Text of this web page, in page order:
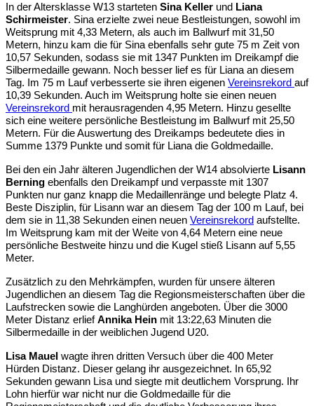
In der Altersklasse W13 starteten Sina Keller und Liana
Schirmeister. Sina erzielte zwei neue Bestleistungen, sowohl im
Weitsprung mit 4,33 Metern, als auch im Ballwurf mit 31,50
Metern, hinzu kam die für Sina ebenfalls sehr gute 75 m Zeit von
10,57 Sekunden, sodass sie mit 1347 Punkten im Dreikampf die
Silbermedaille gewann. Noch besser lief es für Liana an diesem
Tag. Im 75 m Lauf verbesserte sie ihren eigenen Vereinsrekord auf
10,39 Sekunden. Auch im Weitsprung holte sie einen neuen
Vereinsrekord mit herausragenden 4,95 Metern. Hinzu gesellte
sich eine weitere persönliche Bestleistung im Ballwurf mit 25,50
Metern. Für die Auswertung des Dreikamps bedeutete dies in
Summe 1379 Punkte und somit für Liana die Goldmedaille.
Bei den ein Jahr älteren Jugendlichen der W14 absolvierte Lisann
Berning ebenfalls den Dreikampf und verpasste mit 1307
Punkten nur ganz knapp die Medaillenränge und belegte Platz 4.
Beste Disziplin, für Lisann war an diesem Tag der 100 m Lauf, bei
dem sie in 11,38 Sekunden einen neuen Vereinsrekord aufstellte.
Im Weitsprung kam mit der Weite von 4,64 Metern eine neue
persönliche Bestweite hinzu und die Kugel stieß Lisann auf 5,55
Meter.
Zusätzlich zu den Mehrkämpfen, wurden für unsere älteren
Jugendlichen an diesem Tag die Regionsmeisterschaften über die
Laufstrecken sowie die Langhürden angeboten. Über die 3000
Meter Distanz erliefAnnika Hein mit 13:22,63 Minuten die
Silbermedaille in der weiblichen Jugend U20.
Lisa Mauel wagte ihren dritten Versuch über die 400 Meter
Hürden Distanz. Dieser gelang ihr ausgezeichnet. In 65,92
Sekunden gewann Lisa und siegte mit deutlichem Vorsprung. Ihr
Lohn hierfür war nicht nur die Goldmedaille für die